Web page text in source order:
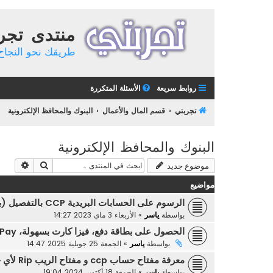
منتدى
طريقك نحو النجاح
روابط سريعة الأسئلة المتكررة
تجربتي قسم المال والأعمال البنوك والمحافظ الإلكترونية
البنوك والمحافظ الإلكترونية
موضوع جديد بحث
مواضيع
الرسوم على الحسابات البريدية CCP بالتفصيل (بريد الجزائر 2023)
بواسطة ياسر » الأربعاء 3 ماي 2023 14:27
الحصول على بطاقة دفع، فيزا كارت بسهولة، RedotPay
بواسطة ياسر » الجمعة 25 جويلية 2025 14:47
معرفة مفتاح حساب ccp و مفتاح الريب Rip لأي حساب